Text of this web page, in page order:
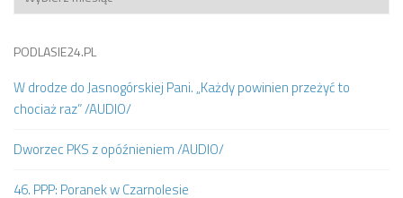
PODLASIE24.PL
W drodze do Jasnogórskiej Pani. „Każdy powinien przeżyć to
chociaż raz” /AUDIO/
Dworzec PKS z opóźnieniem /AUDIO/
46. PPP: Poranek w Czarnolesie